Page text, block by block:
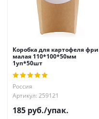
Коробка для картофеля фри
малая 110*100*50мм
1уп*50шт
Россия
Артикул: 259121
185 руб./упак.